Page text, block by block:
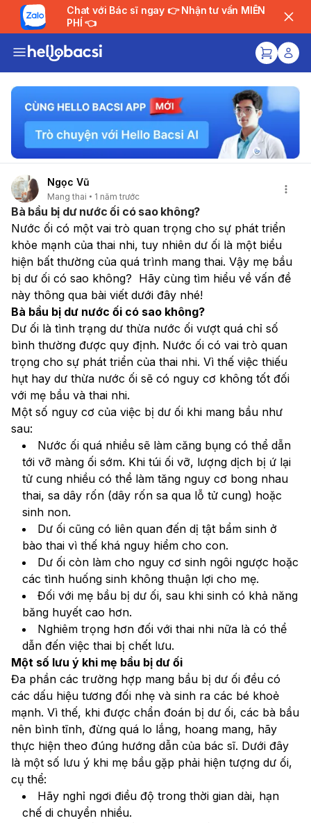
Chat với Bác sĩ ngay 👉 Nhận tư vấn MIỄN
PHÍ 👈
Ngọc Vũ
Mang thai 1 năm trước
Bà bầu bị dư nước ối có sao không?
Nước ối có một vai trò quan trọng cho sự phát triển
khỏe mạnh của thai nhi, tuy nhiên dư ối là một biểu
hiện bất thường của quá trình mang thai. Vậy mẹ bầu
bị dư ối có sao không?  Hãy cùng tìm hiểu về vấn đề
này thông qua bài viết dưới đây nhé!
Bà bầu bị dư nước ối có sao không?
Dư ối là tình trạng dư thừa nước ối vượt quá chỉ số
bình thường được quy định. Nước ối có vai trò quan
trọng cho sự phát triển của thai nhi. Vì thế việc thiếu
hụt hay dư thừa nước ối sẽ có nguy cơ không tốt đối
với mẹ bầu và thai nhi.
Một số nguy cơ của việc bị dư ối khi mang bầu như
sau:
Nước ối quá nhiều sẽ làm căng bụng có thể dẫn
tới vỡ màng ối sớm. Khi túi ối vỡ, lượng dịch bị ứ lại
tử cung nhiều có thể làm tăng nguy cơ bong nhau
thai, sa dây rốn (dây rốn sa qua lỗ tử cung) hoặc
sinh non.
Dư ối cũng có liên quan đến dị tật bẩm sinh ở
bào thai vì thế khá nguy hiểm cho con.
Dư ối còn làm cho nguy cơ sinh ngôi ngược hoặc
các tình huống sinh không thuận lợi cho mẹ.
Đối với mẹ bầu bị dư ối, sau khi sinh có khả năng
băng huyết cao hơn.
Nghiêm trọng hơn đối với thai nhi nữa là có thể
dẫn đến việc thai bị chết lưu.
Một số lưu ý khi mẹ bầu bị dư ối
Đa phần các trường hợp mang bầu bị dư ối đều có
các dấu hiệu tương đối nhẹ và sinh ra các bé khoẻ
mạnh. Vì thế, khi được chẩn đoán bị dư ối, các bà bầu
nên bình tĩnh, đừng quá lo lắng, hoang mang, hãy
thực hiện theo đúng hướng dẫn của bác sĩ. Dưới đây
là một số lưu ý khi mẹ bầu gặp phải hiện tượng dư ối,
cụ thể:
Hãy nghỉ ngơi điều độ trong thời gian dài, hạn
chế di chuyển nhiều.